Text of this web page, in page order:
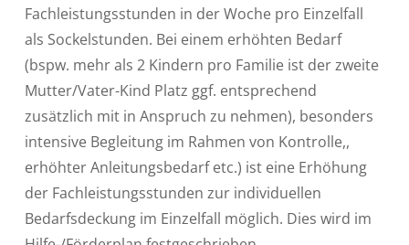
Fachleistungsstunden in der Woche pro Einzelfall
als Sockelstunden. Bei einem erhöhten Bedarf
(bspw. mehr als 2 Kindern pro Familie ist der zweite
Mutter/Vater-Kind Platz ggf. entsprechend
zusätzlich mit in Anspruch zu nehmen), besonders
intensive Begleitung im Rahmen von Kontrolle,,
erhöhter Anleitungsbedarf etc.) ist eine Erhöhung
der Fachleistungsstunden zur individuellen
Bedarfsdeckung im Einzelfall möglich. Dies wird im